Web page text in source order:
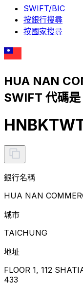
SWIFT/BIC
按銀行搜尋
按國家搜尋
HUA NAN
SWIFT 代碼是
銀行名稱
HUA NAN
城市
TAICHUNG
地址
FLOOR 1, 112
433